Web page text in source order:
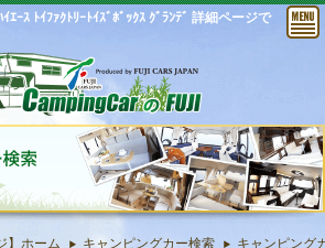
ｰｽ ﾄｲﾌｧｸﾄﾘｰﾄｲｽﾞﾎﾞｯｸｽ ｸﾞﾗﾝﾃﾞ 詳細ページで
】ホーム キャンピングカー検索 キャンピング